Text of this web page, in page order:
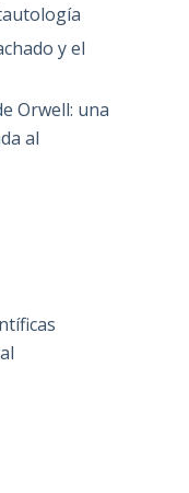
y el
Orwell: una
al